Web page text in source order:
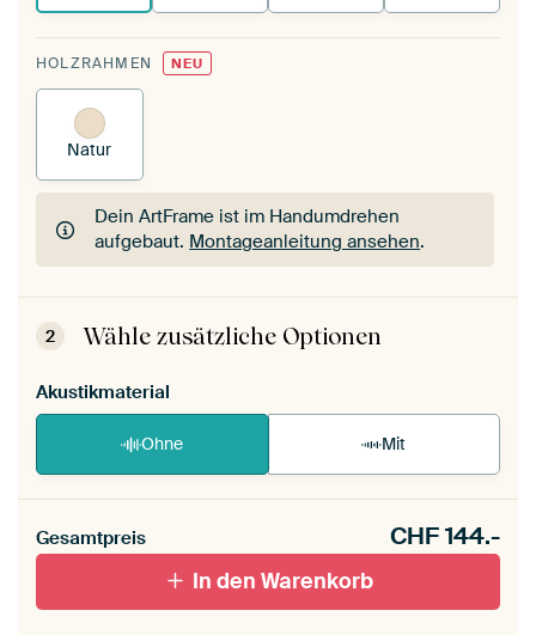
HOLZRAHMEN NEU
Natur
Dein ArtFrame ist im Handumdrehen
aufgebaut. Montageanleitung ansehen.
Dein ArtFrame ist im Handumdrehen
aufgebaut.Montageanleitung ansehen
2 Wähle zusätzliche Optionen
Akustikmaterial
Ohne Mit
Gesamtpreis CHF144.-
In den Warenkorb